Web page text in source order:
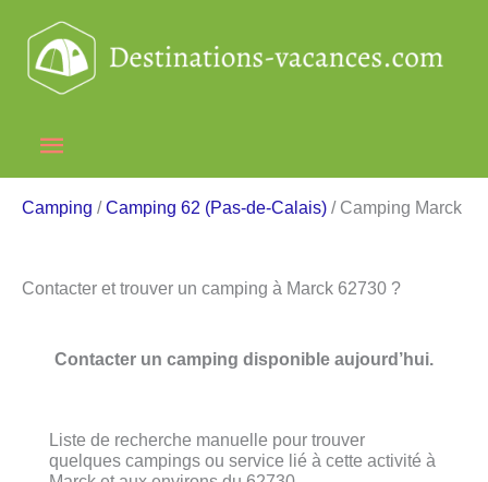
contenu
Menu
principal
Camping /Camping 62 (Pas-de-Calais) / Camping Marck
Contacter et trouver un camping à Marck 62730 ?
Contacter un camping disponible aujourd’hui.
Liste de recherche manuelle pour trouver
quelques campings ou service lié à cette activité à